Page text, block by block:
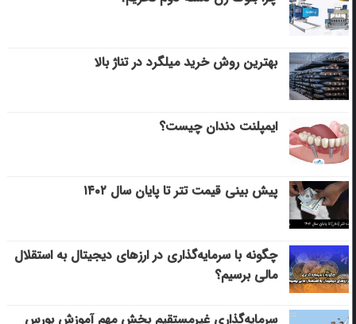
بهترین روش خرید میلگرد در تناژ بالا
ایمپلنت دندان چیست؟
پیش بینی قیمت تتر تا پایان سال ۱۴۰۲
چگونه با سرمایه‌گذاری در ارزهای دیجیتال به استقلال
مالی برسیم؟
سرمایه‌گذاری غیرمستقیم بخش مهم آموزش بورس